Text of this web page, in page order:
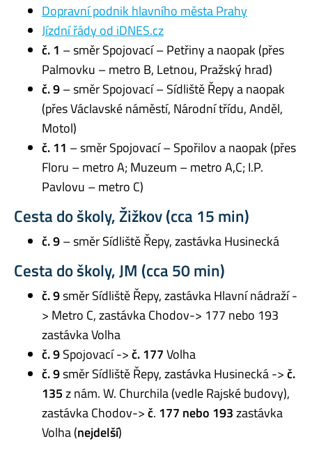
Dopravní podnik hlavního města Prahy
Jízdní řády od iDNES.cz
č. 1 – směr Spojovací – Petřiny a naopak (přes
Palmovku – metro B, Letnou, Pražský hrad)
č. 9– směr Spojovací – Sídliště Řepy a naopak
(přes Václavské náměstí, Národní třídu, Anděl,
Motol)
č. 11 – směr Spojovací – Spořilov a naopak (přes
Floru – metro A; Muzeum – metro A,C; I.P.
Pavlovu – metro C)
Cesta do školy, Žižkov (cca 15 min)
č. 9– směr Sídliště Řepy, zastávka Husinecká
Cesta do školy, JM (cca 50 min)
č. 9směr Sídliště Řepy, zastávka Hlavní nádraží -
> Metro C, zastávka Chodov-> 177 nebo 193
zastávka Volha
č. 9Spojovací ->č. 177Volha
č. 9směr Sídliště Řepy, zastávka Husinecká ->č.
135z nám. W. Churchila (vedle Rajské budovy),
zastávka Chodov->č. 177 nebo 193zastávka
Volha (nejdelší)